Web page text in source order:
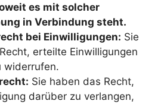
es mit solcher
in Verbindung steht.
bei Einwilligungen: Sie
erteilte Einwilligungen
widerrufen.
Sie haben das Recht,
darüber zu verlangen,